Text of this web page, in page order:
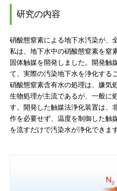
研究の内容
硝酸態窒素による地下水汚染が、
私は、地下水中の硝酸態窒素を窒
固体触媒を開発しました。開発触
て、実際の汚染地下水を浄化する
硝酸態窒素含有水の処理は、嫌気
生物処理が主流であるが、一般に
す。開発した触媒法浄化装置は、
作を必要せず、温度を制御した触
を流すだけで汚染水が浄化できます